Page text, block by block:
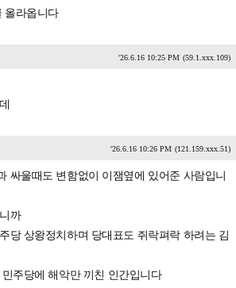
올라옵니다
'26.6.16 10:25 PM (59.1.xxx.109)
'26.6.16 10:26 PM (121.159.xxx.51)
싸울때도 변함없이 이잼옆에 있어준 사람입니
까
당 상왕정치하며 당대표도 쥐락펴락 하려는 김
주당에 해악만 끼친 인간입니다